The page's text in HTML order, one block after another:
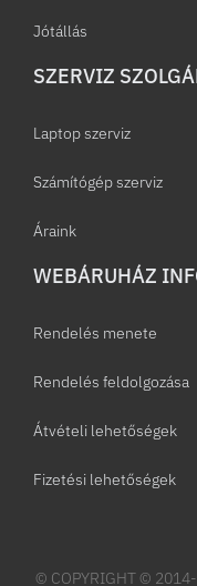
Jótállás
SZERVIZ
Laptop szerviz
Számítógép szerviz
Áraink
WEBÁRUHÁZ
Rendelés menete
Rendelés feldolgozása
Átvételi lehetőségek
Fizetési lehetőségek
© COPYRIGHT © 2014-